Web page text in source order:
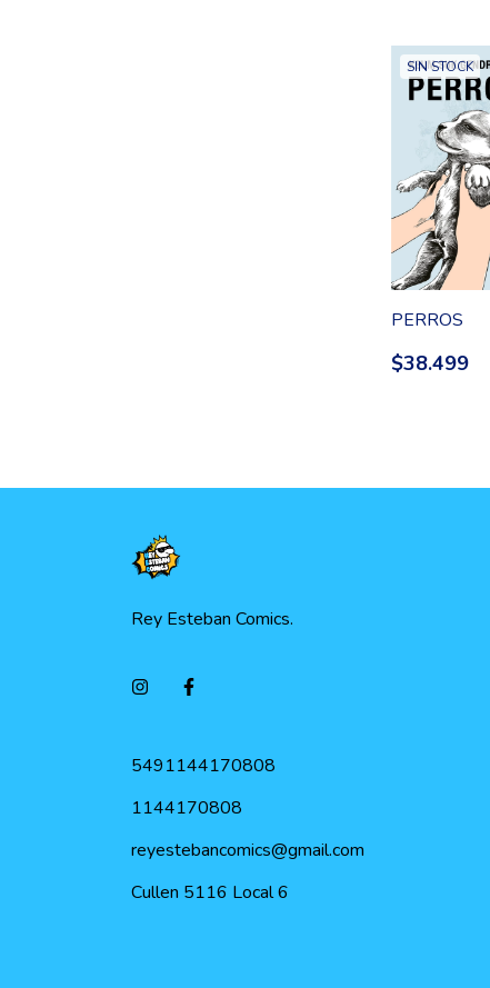
SIN STOCK
PERROS
$38.499
Rey Esteban Comics.
5491144170808
1144170808
reyestebancomics@gmail.com
Cullen 5116 Local 6